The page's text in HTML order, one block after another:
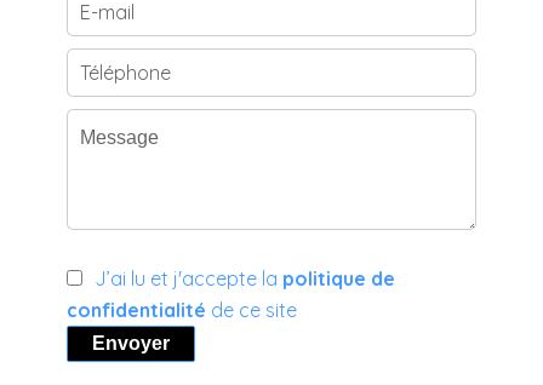
J’ai lu et j'accepte la politique de
confidentialité de ce site
Envoyer